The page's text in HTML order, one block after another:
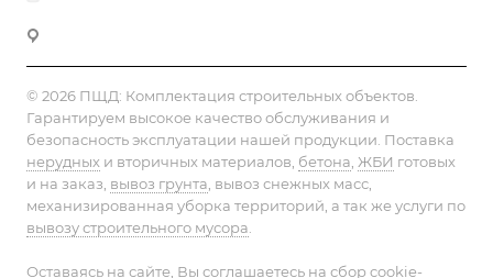
© 2026 ПЩД: Комплектация строительных объектов
Гарантируем высокое качество обслуживания и
безопасность эксплуатации нашей продукции. Поставка
нерудных и вторичных материалов, бетона ЖБИ готовых
и на заказ, вывоз грунта , вывоз снежных масс,
механизированная уборка территорий, а так же услуги по
вывозу строительного мусора
Оставаясь на сайте, Вы соглашаетесь на сбор cookie-